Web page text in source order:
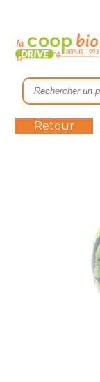
Retour